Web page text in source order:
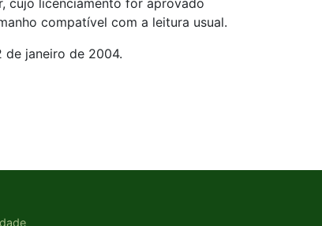
cujo licenciamento for aprovado
compatível com a leitura usual.
de janeiro de 2004.